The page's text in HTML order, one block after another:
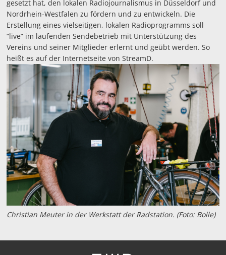
gesetzt hat, den lokalen Radiojournalismus in Düsseldorf und
Nordrhein-Westfalen zu fördern und zu entwickeln. Die
Erstellung eines vielseitigen, lokalen Radioprogramms soll
“live” im laufenden Sendebetrieb mit Unterstützung des
Vereins und seiner Mitglieder erlernt und geübt werden. So
heißt es auf der Internetseite von StreamD.
Christian Meuter in der Werkstatt der Radstation. (Foto: Bolle)